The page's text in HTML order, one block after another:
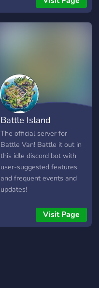
Battle Island
The official server for
Battle Van! Battle it out in
this idle discord bot with
user-suggested features
and frequent events and
updates!
Visit Page